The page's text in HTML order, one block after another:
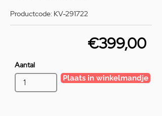
Productcode: KV-291722
€399,00
Aantal
Plaats in winkelmandje